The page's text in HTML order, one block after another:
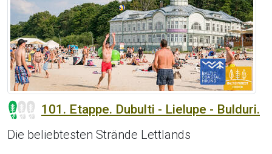
101. Etappe. Dubulti - Lielupe - Bulduri.
Die beliebtesten Strände Lettlands